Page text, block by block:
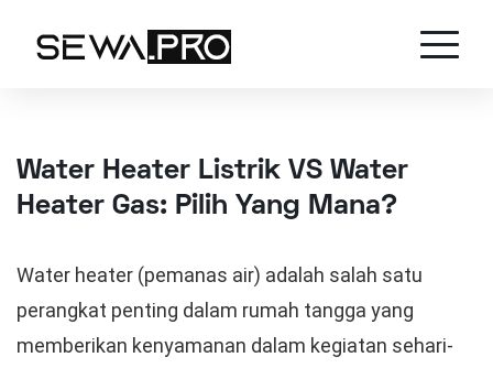
Water Heater Listrik VS Water
Heater Gas: Pilih Yang Mana?
Water heater (pemanas air) adalah salah satu
perangkat penting dalam rumah tangga yang
memberikan kenyamanan dalam kegiatan sehari-